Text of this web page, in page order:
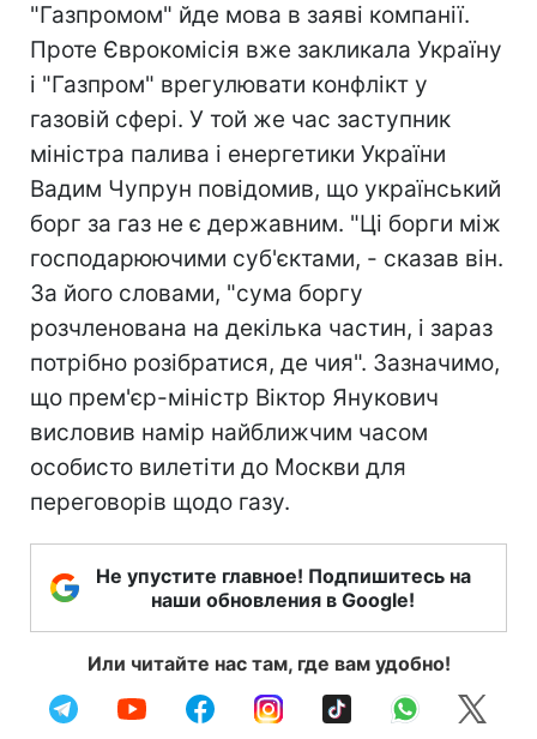
"Газпромом" йде мова в заяві компанії.
Проте Єврокомісія вже закликала Україну
і "Газпром" врегулювати конфлікт у
газовій сфері. У той же час заступник
міністра палива і енергетики України
Вадим Чупрун повідомив, що український
борг за газ не є державним. "Ці борги між
господарюючими суб'єктами, - сказав він.
За його словами, "сума боргу
розчленована на декілька частин, і зараз
потрібно розібратися, де чия". Зазначимо,
що прем'єр-міністр Віктор Янукович
висловив намір найближчим часом
особисто вилетіти до Москви для
переговорів щодо газу.
Не упустите главное! Подпишитесь на
наши обновления в Google!
Или читайте нас там, где вам удобно!